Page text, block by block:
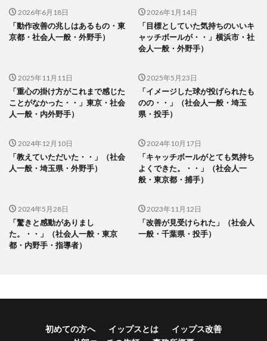
2026年6月18日
「動作改善の兆しはあるもの・東
京都・社会人一般・外野手）
2026年1月14日
「目標としていた気持ちのいいキ
ャッチボールが・・」横浜市・社
会人一般・外野手）
2025年11月11日
「重心の掛け方がこれまで感じた
ことがなかった・・」東京・社会
人一般・内外野手）
2025年5月23日
「イメージした球が投げられたも
のの・・」（社会人一般・埼玉
県・投手）
2024年12月10日
「教えていただいた・・」（社会
人一般・埼玉県・外野手）
2024年10月17日
「キャッチボールがとても気持ち
よくできた。・・」（社会人一
般・東京都・捕手）
2024年5月28日
「驚きと感動がありまし
た。・・」（社会人一般・東京
都・内野手・指導者）
2023年11月12日
「改善が見受けられた」（社会人
一般・千葉県・投手）
初めての方へ イップスとは
イップス改善